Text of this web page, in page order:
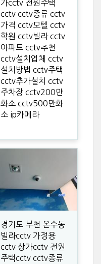
가cctv 전원주택
cctv cctv종류 cctv
가격 cctv모텔 cctv
학원 cctv빌라 cctv
아파트 cctv추천
cctv설치업체 cctv
설치방법 cctv주택
cctv추가설치 cctv
주차장 cctv200만
화소 cctv500만화
소 ip카메라
경기도 부천 온수동
빌라cctv 가정용
cctv 상가cctv 전원
주택cctv cctv종류